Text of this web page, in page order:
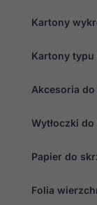
Kartony
Kartony typu
Akcesoria do
Wytłoczki
Papier do
Folia